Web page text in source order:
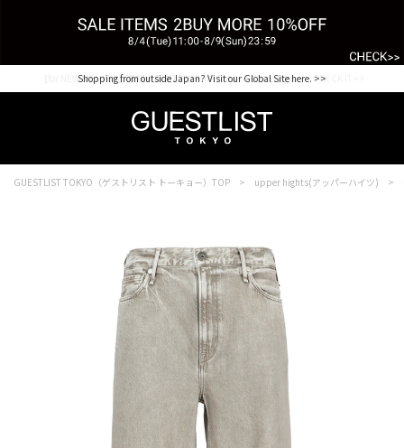
Shopping from outside Japan? Visit our Global Site here. >>
【for NEW MEMBER】新規会員様1000Point Present Campaign CHECK IT>>
GUESTLIST TOKYO（ゲストリスト トーキョー）TOP upper hights(アッパーハイツ)